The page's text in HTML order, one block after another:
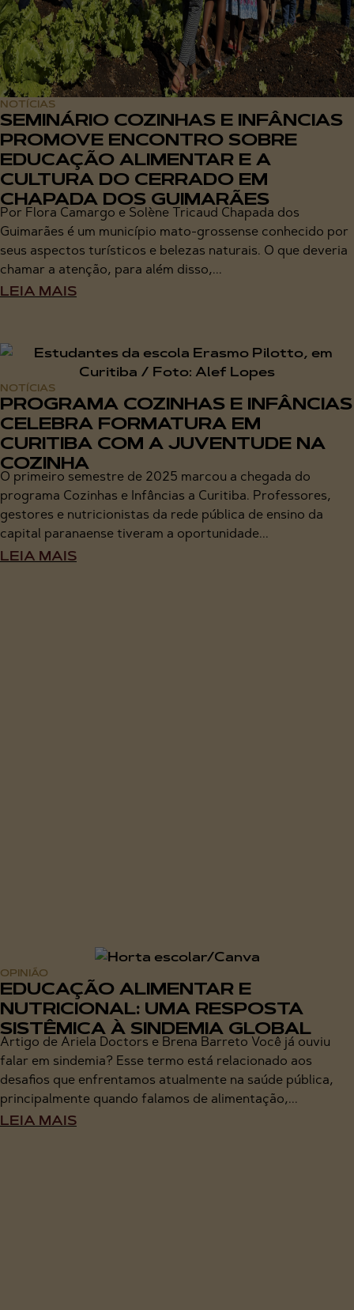
NOTÍCIAS
SEMINÁRIO COZINHAS E INFÂNCIAS
PROMOVE ENCONTRO SOBRE
EDUCAÇÃO ALIMENTAR E A
CULTURA DO CERRADO EM
CHAPADA DOS GUIMARÃES
Por Flora Camargo e Solène Tricaud Chapada dos
Guimarães é um município mato-grossense conhecido por
seus aspectos turísticos e belezas naturais. O que deveria
chamar a atenção, para além disso,...
LEIA MAIS
NOTÍCIAS
PROGRAMA COZINHAS E INFÂNCIAS
CELEBRA FORMATURA EM
CURITIBA COM A JUVENTUDE NA
COZINHA
O primeiro semestre de 2025 marcou a chegada do
programa Cozinhas e Infâncias a Curitiba. Professores,
gestores e nutricionistas da rede pública de ensino da
capital paranaense tiveram a oportunidade...
LEIA MAIS
OPINIÃO
EDUCAÇÃO ALIMENTAR E
NUTRICIONAL: UMA RESPOSTA
SISTÊMICA À SINDEMIA GLOBAL
Artigo de Ariela Doctors e Brena Barreto Você já ouviu
falar em sindemia? Esse termo está relacionado aos
desafios que enfrentamos atualmente na saúde pública,
principalmente quando falamos de alimentação,...
LEIA MAIS